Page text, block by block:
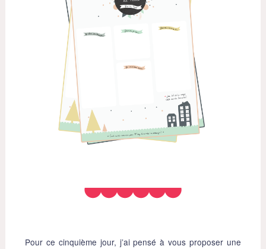
Pour ce cinquième jour, j’ai pensé à vous proposer une